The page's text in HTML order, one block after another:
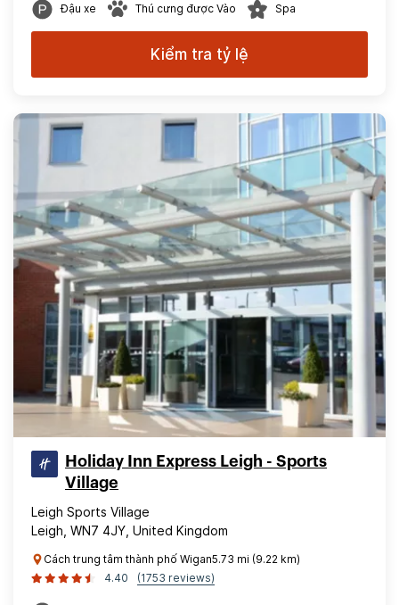
Đậu xe Thú cưng được Vào Spa
Kiểm tra tỷ lệ
Holiday Inn Express Leigh - Sports
Village
Leigh Sports Village
Leigh, WN7 4JY, United Kingdom
Cách trung tâm thành phố Wigan5.73 mi (9.22 km)
4.40
(1753 reviews)